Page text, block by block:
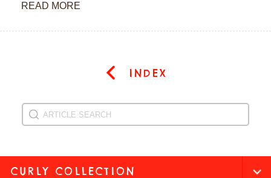
READ MORE
INDEX
CURLY COLLECTION